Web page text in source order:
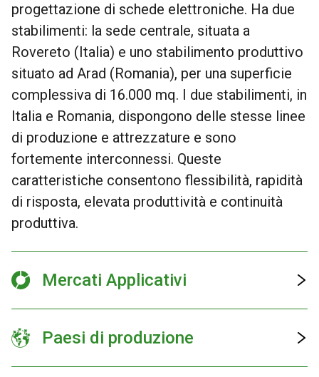
progettazione di schede elettroniche. Ha due
stabilimenti: la sede centrale, situata a
Rovereto (Italia) e uno stabilimento produttivo
situato ad Arad (Romania), per una superficie
complessiva di 16.000 mq. I due stabilimenti, in
Italia e Romania, dispongono delle stesse linee
di produzione e attrezzature e sono
fortemente interconnessi. Queste
caratteristiche consentono flessibilità, rapidità
di risposta, elevata produttività e continuità
produttiva.
Mercati Applicativi
Paesi di produzione